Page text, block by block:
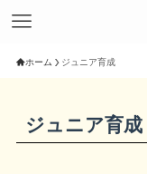
ホーム ジュニア育成
ジュニア育成